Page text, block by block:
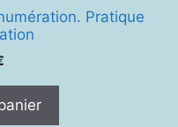
Pratique